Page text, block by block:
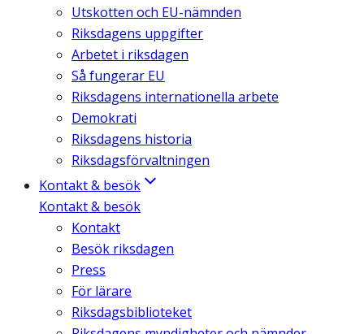
Utskotten och EU-nämnden
Riksdagens uppgifter
Arbetet i riksdagen
Så fungerar EU
Riksdagens internationella arbete
Demokrati
Riksdagens historia
Riksdagsförvaltningen
Kontakt & besök
Kontakt & besök
Kontakt
Besök riksdagen
Press
För lärare
Riksdagsbiblioteket